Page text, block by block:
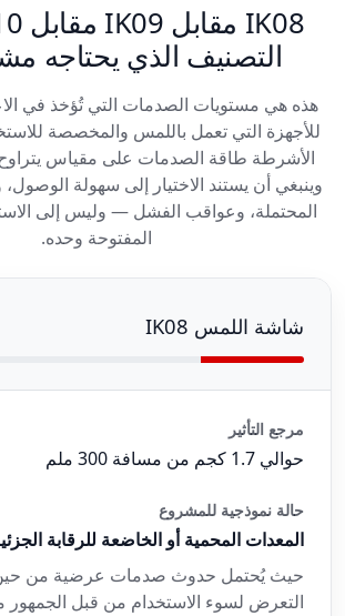
التصنيف الذي يحتاجه
هذه هي مستويات الصدمات التي تُؤخذ في
للأجهزة التي تعمل باللمس والمخصصة
وينبغي أن يستند الاختيار إلى سهولة
المحتملة، وعواقب الفشل — وليس إلى
المفتوحة وحده.
شاشة اللمس IK08
مرجع التأثير
حوالي 1.7 كجم من مسافة 300 ملم
حالة نموذجية للمشروع
المعدات المحمية أو الخاضعة للرقابة
حيث يُحتمل حدوث صدمات عرضية من حين
التعرض لسوء الاستخدام من قبل الجمهور